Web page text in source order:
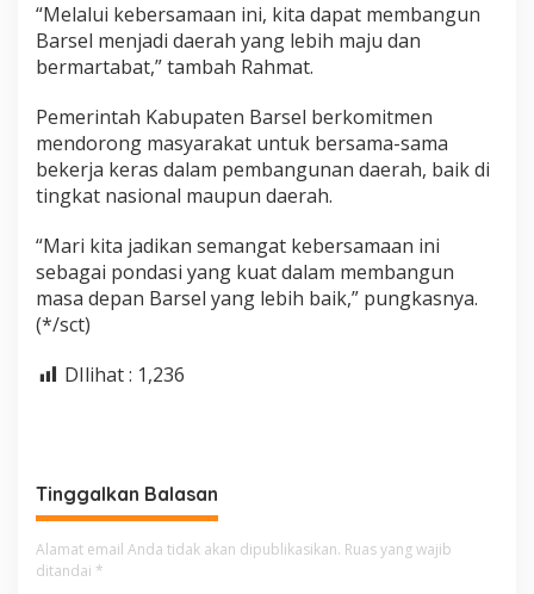
“Melalui kebersamaan ini, kita dapat membangun
Barsel menjadi daerah yang lebih maju dan
bermartabat,” tambah Rahmat.
Pemerintah Kabupaten Barsel berkomitmen
mendorong masyarakat untuk bersama-sama
bekerja keras dalam pembangunan daerah, baik di
tingkat nasional maupun daerah.
“Mari kita jadikan semangat kebersamaan ini
sebagai pondasi yang kuat dalam membangun
masa depan Barsel yang lebih baik,” pungkasnya.
(*/sct)
DIlihat : 1,236
Tinggalkan Balasan
Alamat email Anda tidak akan dipublikasikan. Ruas yang wajib
ditandai *